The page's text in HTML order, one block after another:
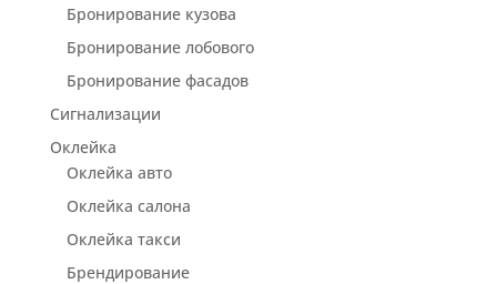
Бронирование кузова
Бронирование лобового
Бронирование фасадов
Сигнализации
Оклейка
Оклейка авто
Оклейка салона
Оклейка такси
Брендирование